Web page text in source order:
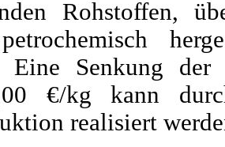
Rohstoffen,
Eine Senkung der
€/kg kann
realisiert